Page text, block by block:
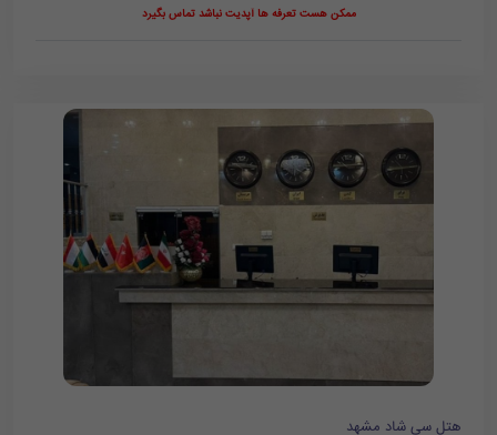
ممکن هست تعرفه ها آپدیت نباشد تماس بگیرد
هتل سی شاد مشهد